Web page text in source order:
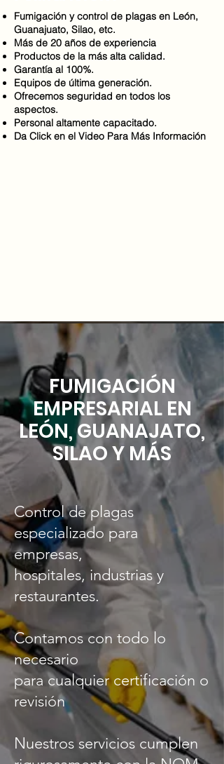
Fumigación y control de plagas en León,
Guanajuato, Silao, etc.
Más de 20 años de experiencia
Productos de la más alta calidad.
Garantía al 100%.
Equipos de última generación.
Ofrecemos seguridad en todos los
aspectos.
Personal altamente capacitado.
Da Click en el Video Para Más Información
FUMIGACIÓN
EMPRESARIAL EN
LEÓN, GUANAJATO,
SILAO Y MÁS
Control de plagas
especializado para
empresas,
hospitales, industrias y
restaurantes.
Contamos con todo lo
necesario
para cualquier certificación o
revisión
Nuestros servicios cumplen